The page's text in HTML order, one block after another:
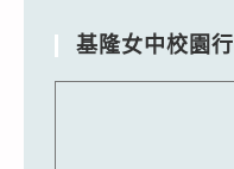
基隆女中校園